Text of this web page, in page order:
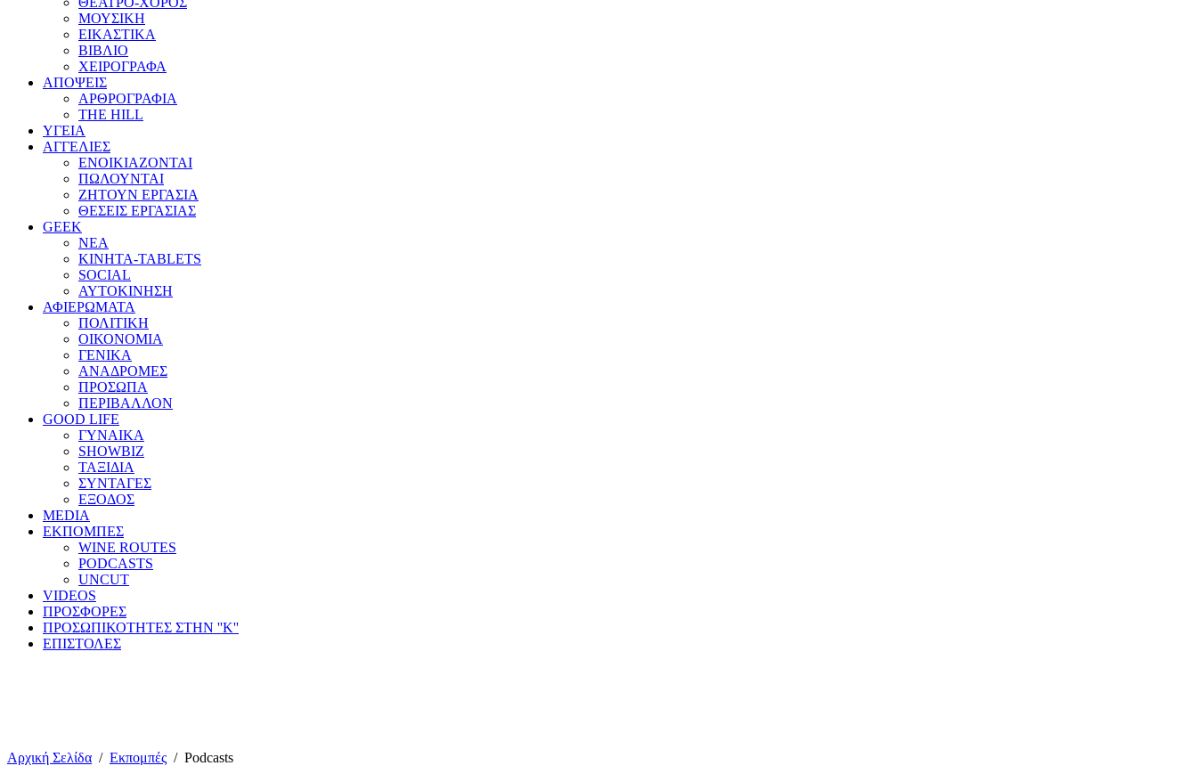
ΜΟΥΣΙΚΗ
ΕΙΚΑΣΤΙΚΑ
ΒΙΒΛΙΟ
ΧΕΙΡΟΓΡΑΦΑ
ΑΠΟΨΕΙΣ
ΑΡΘΡΟΓΡΑΦΙΑ
THE HILL
ΥΓΕΙΑ
ΑΓΓΕΛΙΕΣ
ΕΝΟΙΚΙΑΖΟΝΤΑΙ
ΠΩΛΟΥΝΤΑΙ
ΖΗΤΟΥΝ ΕΡΓΑΣΙΑ
ΘΕΣΕΙΣ ΕΡΓΑΣΙΑΣ
GEEK
ΝΕΑ
ΚΙΝΗΤΑ-TABLETS
SOCIAL
ΑΥΤΟΚΙΝΗΣΗ
ΑΦΙΕΡΩΜΑΤΑ
ΠΟΛΙΤΙΚΗ
ΟΙΚΟΝΟΜΙΑ
ΓΕΝΙΚΑ
ΑΝΑΔΡΟΜΕΣ
ΠΡΟΣΩΠΑ
ΠΕΡΙΒΑΛΛΟΝ
GOOD LIFE
ΓΥΝΑΙΚΑ
SHOWBIZ
ΤΑΞΙΔΙΑ
ΣΥΝΤΑΓΕΣ
ΕΞΟΔΟΣ
MEDIA
ΕΚΠΟΜΠΕΣ
WINE ROUTES
PODCASTS
UNCUT
VIDEOS
ΠΡΟΣΦΟΡΕΣ
ΠΡΟΣΩΠΙΚΟΤΗΤΕΣ ΣΤΗΝ ''Κ''
ΕΠΙΣΤΟΛΕΣ
Αρχική Σελίδα / Εκπομπές / Podcasts